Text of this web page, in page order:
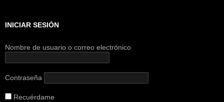
INICIAR SESIÓN
Nombre de usuario o correo electrónico
Contraseña
Recuérdame